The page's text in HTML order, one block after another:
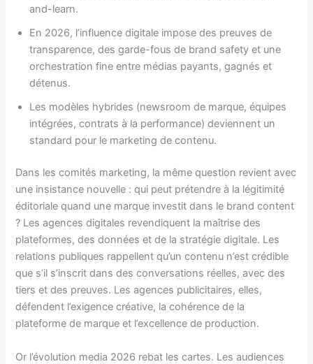
and-learn.
En 2026, l’influence digitale impose des preuves de
transparence, des garde-fous de brand safety et une
orchestration fine entre médias payants, gagnés et
détenus.
Les modèles hybrides (newsroom de marque, équipes
intégrées, contrats à la performance) deviennent un
standard pour le marketing de contenu.
Dans les comités marketing, la même question revient avec
une insistance nouvelle : qui peut prétendre à la légitimité
éditoriale quand une marque investit dans le brand content
? Les agences digitales revendiquent la maîtrise des
plateformes, des données et de la stratégie digitale. Les
relations publiques rappellent qu’un contenu n’est crédible
que s’il s’inscrit dans des conversations réelles, avec des
tiers et des preuves. Les agences publicitaires, elles,
défendent l’exigence créative, la cohérence de la
plateforme de marque et l’excellence de production.
Or l’évolution media 2026 rebat les cartes. Les audiences